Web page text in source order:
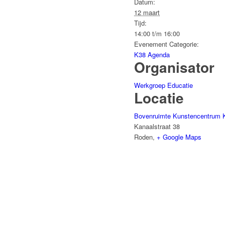
12 maart
Tijd:
14:00 t/m 16:00
Evenement Categorie:
K38 Agenda
Organisator
Werkgroep Educatie
Locatie
Bovenruimte Kunstencentrum
Kanaalstraat 38
Roden, + Google Maps